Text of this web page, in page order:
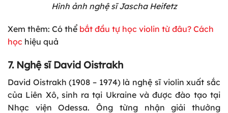
Hình ảnh nghệ sĩ Jascha Heifetz
Xem thêm: Có thể bắt đầu tự học violin từ đâu? Cách
học hiệu quả
7. Nghệ sĩ David Oistrakh
David Oistrakh (1908 – 1974) là nghệ sĩ violin xuất sắc
của Liên Xô, sinh ra tại Ukraine và được đào tạo tại
Nhạc viện Odessa. Ông từng nhận giải thưởng